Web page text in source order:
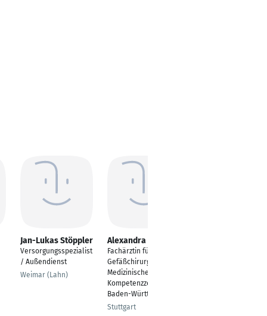
Jan-Lukas Stöppler
Versorgungsspezialist
/ Außendienst
Weimar (Lahn)
Alexandra Kocher
Fachärztin für
Gefäßchirurgie,
Medizinisches
Kompetenzzentrum
Baden-Württemberg
Stuttgart